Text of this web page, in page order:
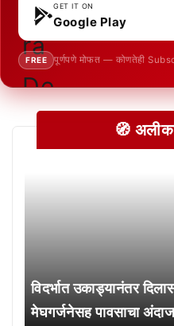
GET IT ON
Google Play
FREE पूर्णपणे मोफत — कोणतेही
🧭
विदर्भात उकाड्यानंतर
मेघगर्जनेसह पावसाचा अंदाज